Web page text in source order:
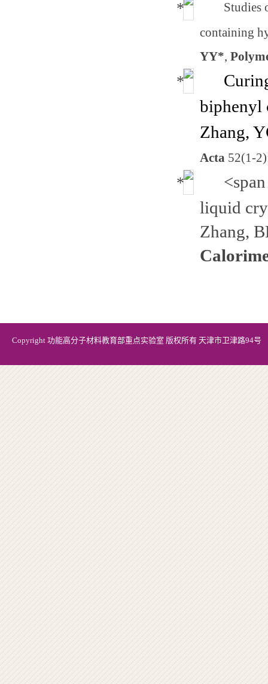
Studies
containing
YY*,
biphenyl
Zhang,
Acta 52(1-
liquid
Zhang,
Copyright 功能高分子材料教育部重点实验室 版权所有 天津市卫津路94号